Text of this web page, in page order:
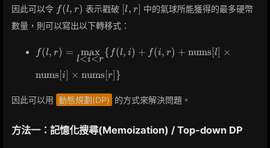
因此可以令 f(l,
f(l, r) 表示戳破 [l,
r]
[l, r
中的氣球所能獲得的最多硬幣
數量，則可以寫出以下轉移式：
f(l, r) =
\max\limits_{l
< i < r} \{f(l,
\text{nums}[l]
\times
\text{nums}[i]
\times
f(l, r) =
l<i<r
max { f(l, i) + f(i, r) + nums l
×
nums [i] × nums [r]}
因此可以用 動態規劃(DP) 的方式來解決問題。
方法一：記憶化搜尋(Memoization) / Top-down DP